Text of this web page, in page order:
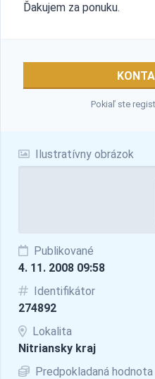
Ilustratívny obrázok
Publikované
4. 11. 2008 09:58
Identifikátor
274892
Lokalita
Nitriansky kraj
Predpokladaná hodnota
Ďakujem za ponuku.
Pokiaľ ste